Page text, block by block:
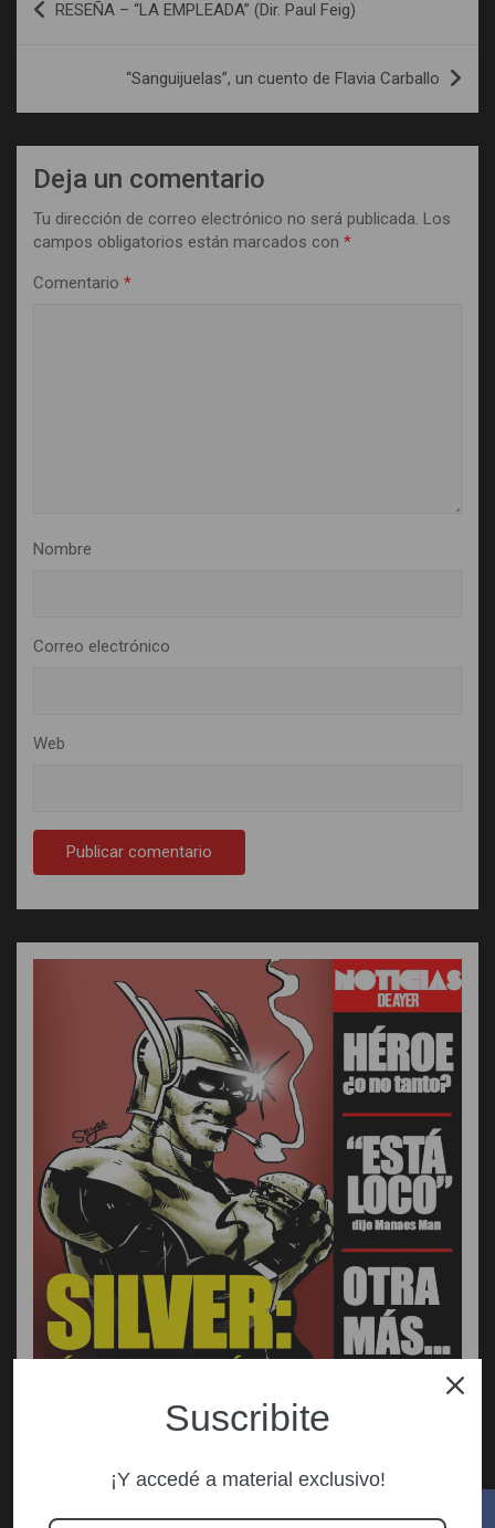
de
entradas
RESEÑA – “LA EMPLEADA” (Dir. Paul Feig)
“Sanguijuelas”, un cuento de Flavia Carballo
Deja un comentario
Tu dirección de correo electrónico no será publicada. Los
campos obligatorios están marcados con *
Comentario *
Nombre
Correo electrónico
Web
Suscribite
¡Y accedé a material exclusivo!